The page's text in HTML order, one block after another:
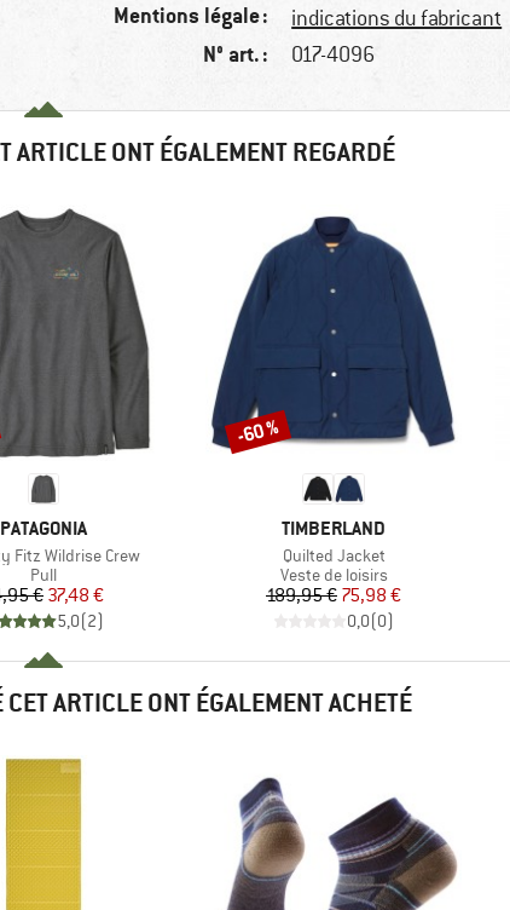
Mentions légale : indications du fabricant
N° art. : 017-4096
ARTICLE ONT ÉGALEMENT REGARDÉ
MARQUE
PATAGONIA
Fitz Wildrise Crew
Product group
Pull
Prix
€Prix réduit
37,48 €
5,0(2)
MARQUE
TIMBERLAND
Article
Quilted Jacket
Product group
Veste de loisirs
Prix
189,95 €Prix réduit
75,98 €
0,0(0)
Remise
-60 %
ARTICLE ONT ÉGALEMENT ACHETÉ